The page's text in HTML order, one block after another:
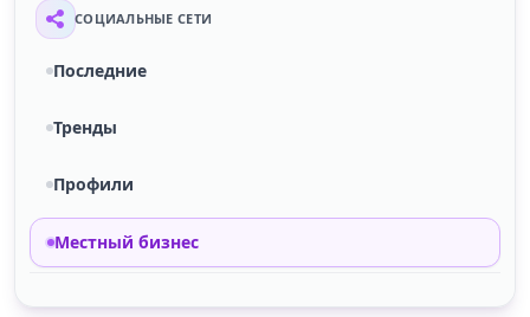
СОЦИАЛЬНЫЕ СЕТИ
Последние
Тренды
Профили
Местный бизнес